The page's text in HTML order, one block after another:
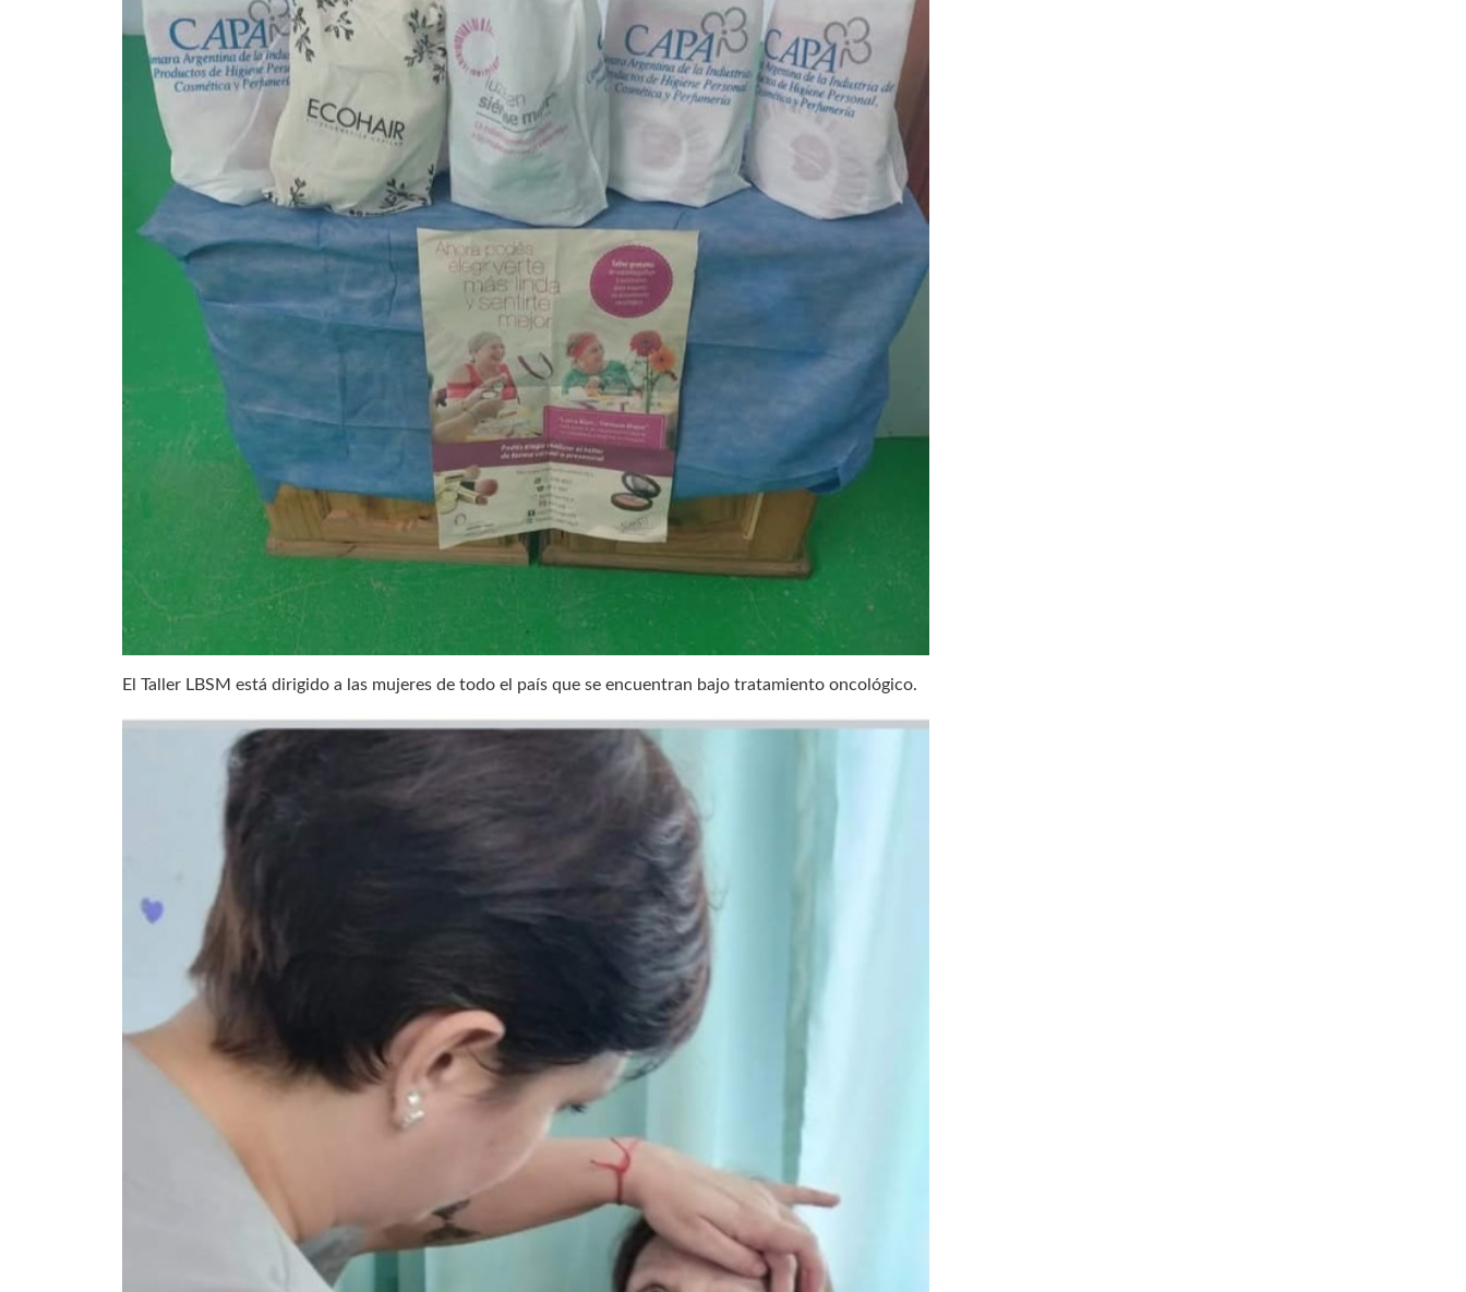
El Taller LBSM está dirigido a las mujeres de todo el país que se encuentran bajo tratamiento oncológico.